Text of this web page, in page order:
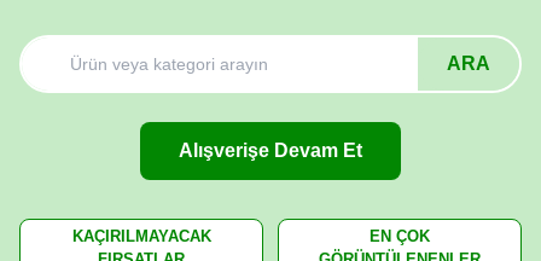
ARA
Alışverişe Devam Et
KAÇIRILMAYACAK
EN ÇOK